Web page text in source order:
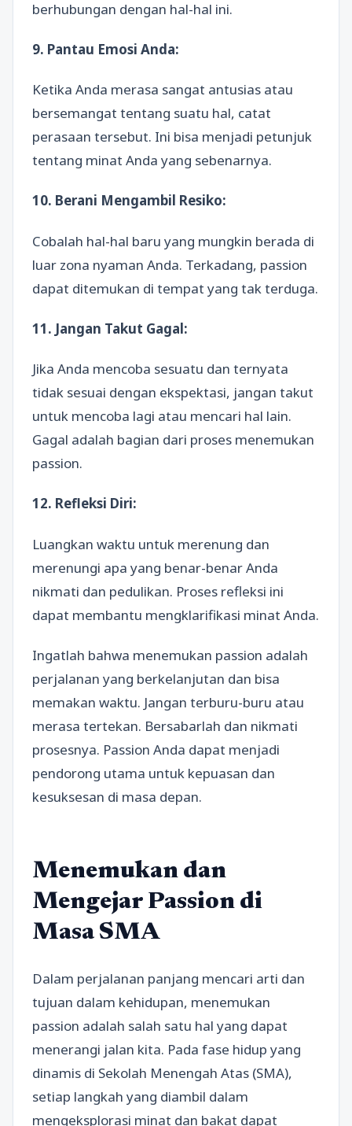
berhubungan dengan hal-hal ini.
9. Pantau Emosi Anda:
Ketika Anda merasa sangat antusias atau
bersemangat tentang suatu hal, catat
perasaan tersebut. Ini bisa menjadi petunjuk
tentang minat Anda yang sebenarnya.
10. Berani Mengambil Resiko:
Cobalah hal-hal baru yang mungkin berada di
luar zona nyaman Anda. Terkadang, passion
dapat ditemukan di tempat yang tak terduga.
11. Jangan Takut Gagal:
Jika Anda mencoba sesuatu dan ternyata
tidak sesuai dengan ekspektasi, jangan takut
untuk mencoba lagi atau mencari hal lain.
Gagal adalah bagian dari proses menemukan
passion.
12. Refleksi Diri:
Luangkan waktu untuk merenung dan
merenungi apa yang benar-benar Anda
nikmati dan pedulikan. Proses refleksi ini
dapat membantu mengklarifikasi minat Anda.
Ingatlah bahwa menemukan passion adalah
perjalanan yang berkelanjutan dan bisa
memakan waktu. Jangan terburu-buru atau
merasa tertekan. Bersabarlah dan nikmati
prosesnya. Passion Anda dapat menjadi
pendorong utama untuk kepuasan dan
kesuksesan di masa depan.
Menemukan dan
Mengejar Passion di
Masa SMA
Dalam perjalanan panjang mencari arti dan
tujuan dalam kehidupan, menemukan
passion adalah salah satu hal yang dapat
menerangi jalan kita. Pada fase hidup yang
dinamis di Sekolah Menengah Atas (SMA),
setiap langkah yang diambil dalam
mengeksplorasi minat dan bakat dapat